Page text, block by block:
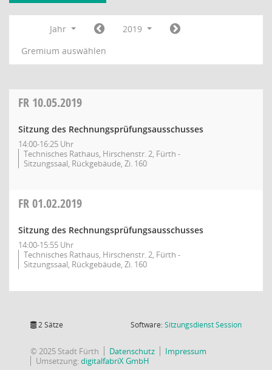
Jahr
2019
Gremium auswählen
FR 10.05.2019
Sitzung des Rechnungsprüfungsausschusses
14:00-16:25 Uhr
Technisches Rathaus, Hirschenstr. 2, Fürth -
Sitzungssaal, Rückgebäude, Zi. 160
FR01.02.2019
Sitzung des Rechnungsprüfungsausschusses
14:00-15:55 Uhr
Technisches Rathaus, Hirschenstr. 2, Fürth -
Sitzungssaal, Rückgebäude, Zi. 160
2 Sätze Software:SitzungsdienstSession(Wird in
© 2025 Stadt Fürth Datenschutz
Impressum
Umsetzung:digitalfabriX GmbH